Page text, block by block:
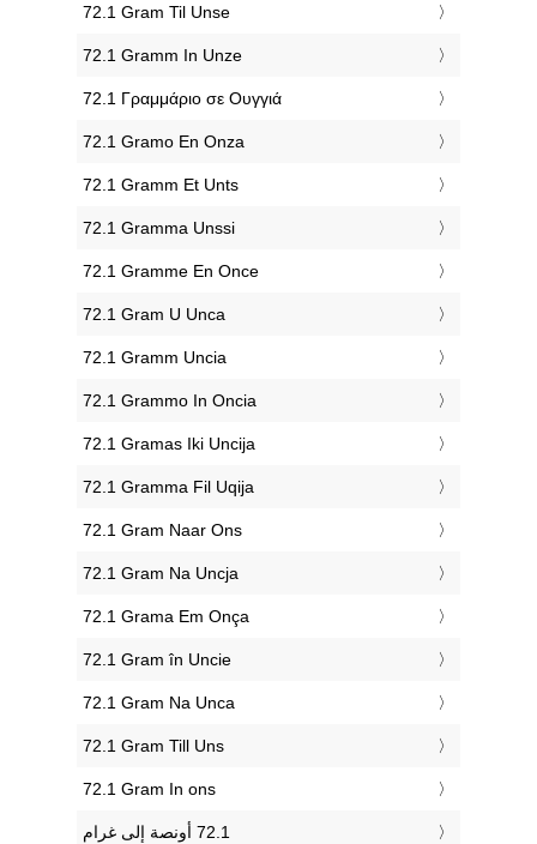
‎72.1 Gram Til Unse
‎72.1 Gramm In Unze
‎72.1 Γραμμάριο σε Ουγγιά
‎72.1 Gramo En Onza
‎72.1 Gramm Et Unts
‎72.1 Gramma Unssi
‎72.1 Gramme En Once
‎72.1 Gram U Unca
‎72.1 Gramm Uncia
‎72.1 Grammo In Oncia
‎72.1 Gramas Iki Uncija
‎72.1 Gramma Fil Uqija
‎72.1 Gram Naar Ons
‎72.1 Gram Na Uncja
‎72.1 Grama Em Onça
‎72.1 Gram în Uncie
‎72.1 Gram Na Unca
‎72.1 Gram Till Uns
‎72.1 Gram In ons